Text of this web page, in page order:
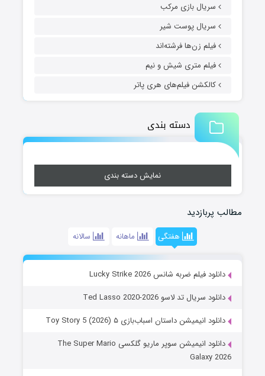
سریال بازی مرکب
سریال پوست شیر
فیلم زن‌ها فرشته‌اند
فیلم متری شیش و نیم
کالکشن فیلم‌های هری پاتر
دسته بندی
نمایش دسته بندی
مطالب پربازدید
هفتگی ماهانه سالانه
دانلود فیلم ضربه شانس Lucky Strike 2026
دانلود سریال تد لاسو Ted Lasso 2020-2026
دانلود انیمیشن داستان اسباب‌بازی ۵ Toy Story 5 (2026)
دانلود انیمیشن سوپر ماریو گلکسی The Super Mario
Galaxy 2026